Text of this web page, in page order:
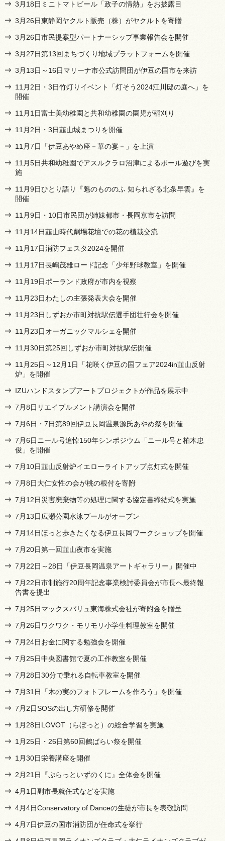
3月18日ミニトマトビール「政子の情熱」をお披露目
3月26日東静岡ヤクルト販売（株）がヤクルトを寄贈
3月26日市民提案型パートナーシップ事業報告会を開催
3月27日第13回まちづくり地域プラットフォームを開催
3月13日～16日マリーナ市公式訪問団が伊豆の国市を来訪
11月2日・3日竹灯りイベント「灯そう2024江川邸の庭へ」を
開催
11月1日富士美幼稚園と共和幼稚園の園児が稲刈り
11月2日・3日韮山城まつりを開催
11月7日「伊豆あやめ座－華の宴－」を上演
11月5日共和幼稚園でアスルクラロ沼津によるボール遊びを実
施
11月9日ひとり語り『魁のもののふ 知られざる北条早雲』を
開催
11月9日・10日市民団が姉妹都市・長岡京市を訪問
11月14日韮山時代劇場花壇での花の植栽交流
11月17日消防フェスタ2024を開催
11月17日長嶋茂雄ロード記念「少年野球教室」を開催
11月19日ポーランド政府が市内を視察
11月23日わたしの主張発表大会を開催
11月23日しずおか市町対抗駅伝選手団壮行会を開催
11月23日オーガニックマルシェを開催
11月30日第25回しずおか市町対抗駅伝開催
11月25日～12月1日「花咲く伊豆の国フェア2024in韮山反射
炉」を開催
IZUハンドスタンプアートプロジェクトが作品を展示中
7月8日リエイブルメント講演会を開催
7月6日・7日第89回伊豆長岡温泉源氏あやめ祭を開催
7月6日ニール号追悼150年シンポジウム「ニール号と柏木忠
俊」を開催
7月10日韮山反射炉イエローライトアップ点灯式を開催
7月8日大仁女性の会が桃の根付を寄附
7月12日災害廃棄物等の処理に関する協定書締結式を実施
7月13日広瀬公園水泳プールがオープン
7月14日ほっと歩きたくなる伊豆長岡ワークショップを開催
7月20日第一回韮山夜市を実施
7月22日～28日「伊豆長岡温泉アートギャラリー」開催中
7月22日市制施行20周年記念事業検討委員会が市長へ最終報
告書を提出
7月25日マックスバリュ東海株式会社が寄附金を贈呈
7月26日ワクワク・モリモリ小学生料理教室を開催
7月24日お金に関する勉強会を開催
7月25日中央図書館で夏の工作教室を開催
7月28日30分で乗れる自転車教室を開催
7月31日「木の実のフォトフレームを作ろう」を開催
7月2日SOSの出し方研修を開催
1月28日LOVOT（らぼっと）の総合学習を実施
1月25日・26日第60回鵺ばらい祭を開催
1月30日栄養講座を開催
2月21日『ぷらっといずのくに』全体会を開催
4月1日副市長就任式などを実施
4月4日Conservatory of Danceの生徒が市長を表敬訪問
4月7日伊豆の国市消防団が任命式を挙行